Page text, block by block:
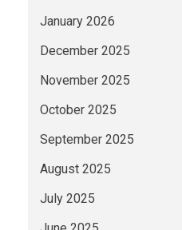
January 2026
December 2025
November 2025
October 2025
September 2025
August 2025
July 2025